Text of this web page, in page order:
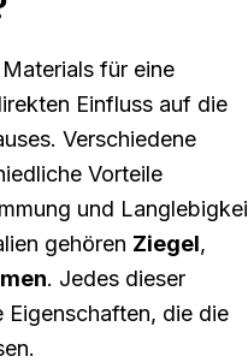
für eine
Einfluss auf die
Verschiedene
Vorteile
und
gehören Ziegel,
. Jedes dieser
die die